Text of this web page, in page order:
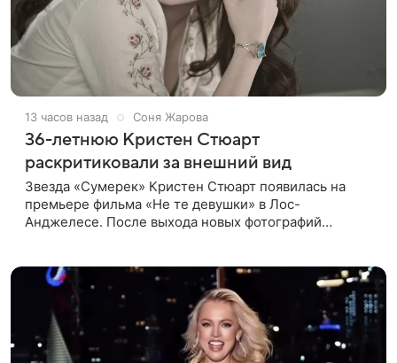
13 часов назад Соня Жарова
36-летнюю Кристен Стюарт
раскритиковали за внешний вид
Звезда «Сумерек» Кристен Стюарт появилась на
премьере фильма «Не те девушки» в Лос-
Анджелесе. После выхода новых фотографий